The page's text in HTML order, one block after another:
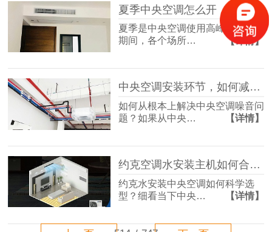
夏季中央空调怎么开，才合适？
夏季是中央空调使用高峰期，在这
期间，各个场所…
【详情】
中央空调安装环节，如何减少噪音？
如何从根本上解决中央空调噪音问
题？如果从中央…
【详情】
约克空调水安装主机如何合理选型？
约克水安装中央空调如何科学选
型？细看当下中央…
【详情】